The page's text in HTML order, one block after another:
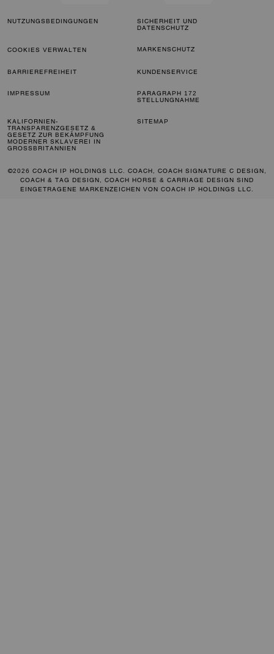
NUTZUNGSBEDINGUNGEN
SICHERHEIT UND
DATENSCHUTZ
COOKIES VERWALTEN MARKENSCHUTZ
BARRIEREFREIHEIT KUNDENSERVICE
IMPRESSUM
PARAGRAPH 172
STELLUNGNAHME
KALIFORNIEN-
TRANSPARENZGESETZ &
GESETZ ZUR BEKÄMPFUNG
MODERNER SKLAVEREI IN
GROSSBRITANNIEN
SITEMAP
©2026 COACH IP HOLDINGS LLC. COACH, COACH SIGNATURE C DESIGN,
COACH & TAG DESIGN, COACH HORSE & CARRIAGE DESIGN SIND
EINGETRAGENE MARKENZEICHEN VON COACH IP HOLDINGS LLC.